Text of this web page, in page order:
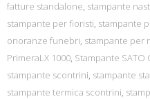
fatture standalone, stampante
stampante per fioristi, stampante
onoranze funebri, stampante per
PrimeraLX 1000, Stampante SATO
stampante scontrini, stampante
stampante termica scontrini,